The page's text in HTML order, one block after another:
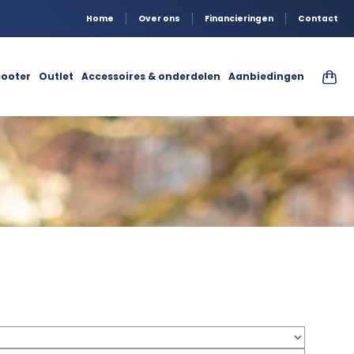
Home Over ons Financieringen Contact
Outlet Accessoires & onderdelen Aanbiedingen